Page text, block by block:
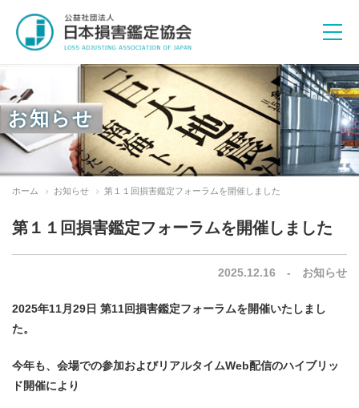
活動目的
諸規程
フォーラムの開催
反社会的勢力への対応
お知らせ
ホーム お知らせ 第１１回損害鑑定フォーラムを開催しました
第１１回損害鑑定フォーラムを開催しました
2025.12.16 - お知らせ
2025年11月29日 第11回損害鑑定フォーラムを開催いたしまし
た。
今年も、会場での参加およびリアルタイムWeb配信のハイブリッ
ド開催により